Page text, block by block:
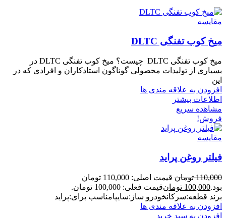
مقایسه
میخ کوب تفنگی DLTC
میخ کوب تفنگی DLTC چیست؟ میخ کوب تفنگی DLTC در
بسیاری از تولیدات محصولی گوناگون استادکاران و افرادی که در
این
افزودن به علاقه مندی ها
اطلاعات بیشتر
مشاهده سریع
فروش!
مقایسه
فیلتر روغن پراید
110,000 تومان
قیمت اصلی: 110,000 تومان
بود.100,000 تومانقیمت فعلی: 100,000 تومان.
برند قطعه:سرکانخودرو ساز:سایپامناسب برای:پراید
افزودن به علاقه مندی ها
افزودن به سبد خرید